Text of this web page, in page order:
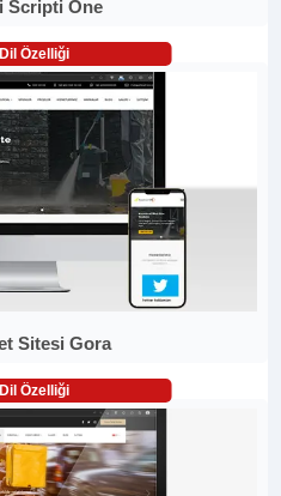
Scripti One
Özelliği
Sitesi Gora
Özelliği